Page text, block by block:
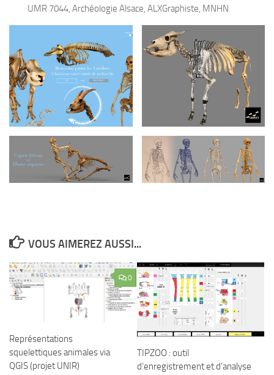
UMR 7044, Archéologie Alsace, ALXGraphiste, MNHN
VOUS AIMEREZ AUSSI...
0
Représentations
squelettiques animales via
QGIS (projet UNIR)
TIPZOO : outil
d’enregistrement et d’analyse